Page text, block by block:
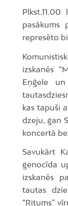
pasākums
represēto
izskanēs
Eņģele
kas tapuši
dzeju, gan
koncertā
Savukārt
genocīda
izskanēs
tautas
“Ritums”